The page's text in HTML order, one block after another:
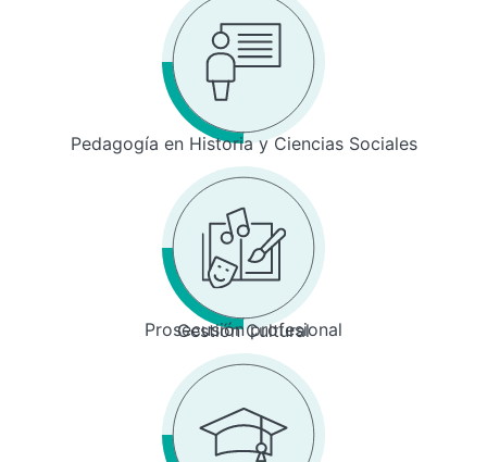
Pedagogía en Historia y Ciencias Sociales
Prosecusión profesional
Gestión Cultural